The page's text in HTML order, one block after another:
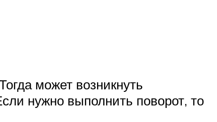
может возникнуть
нужно выполнить поворот, то